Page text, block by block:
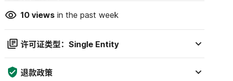
10viewsin the past week
许可证类型：Single Entity
退款政策